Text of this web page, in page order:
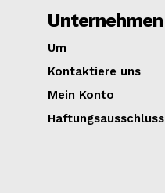
Unternehmen
Um
Kontaktiere uns
Mein Konto
Haftungsausschluss